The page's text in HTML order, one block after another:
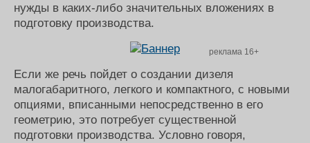
нужды в каких-либо значительных вложениях в
подготовку производства.
реклама 16+
Если же речь пойдет о создании дизеля
малогабаритного, легкого и компактного, с новыми
опциями, вписанными непосредственно в его
геометрию, это потребует существенной
подготовки производства. Условно говоря,